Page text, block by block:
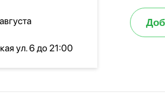
ул. 6 до 21:00